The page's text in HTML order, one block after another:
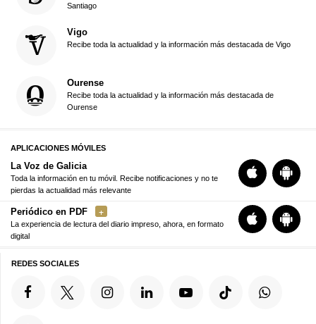
Santiago
Vigo
Recibe toda la actualidad y la información más destacada de Vigo
Ourense
Recibe toda la actualidad y la información más destacada de
Ourense
APLICACIONES MÓVILES
La Voz de Galicia
Toda la información en tu móvil. Recibe notificaciones y no te
pierdas la actualidad más relevante
Periódico en PDF
La experiencia de lectura del diario impreso, ahora, en formato
digital
REDES SOCIALES